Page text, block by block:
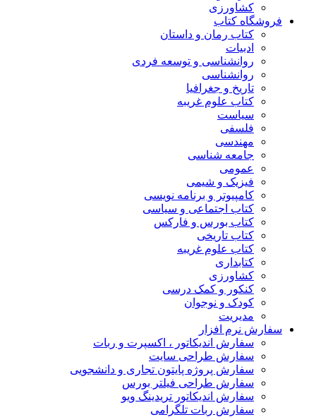
کشاورزی
فروشگاه کتاب
کتاب رمان و داستان
ادبیات
روانشناسی و توسعه فردی
روانشناسی
تاریخ و جغرافیا
کتاب علوم غریبه
سیاست
فلسفی
مهندسی
جامعه شناسی
عمومی
فیزیک و شیمی
کامپیوتر و برنامه نویسی
کتاب اجتماعی و سیاسی
کتاب بورس و فارکس
کتاب تاریخی
کتاب علوم غریبه
کتابداری
کشاورزی
کنکور و کمک‌ درسی
کودک و نوجوان
مدیریت
سفارش نرم افزار
سفارش اندیکاتور ، اکسپرت و ربات
سفارش طراحی سایت
سفارش پروژه پایتون تجاری و دانشجویی
سفارش طراحی فیلتر بورس
سفارش اندیکاتور تریدینگ ویو
سفارش ربات تلگرامی